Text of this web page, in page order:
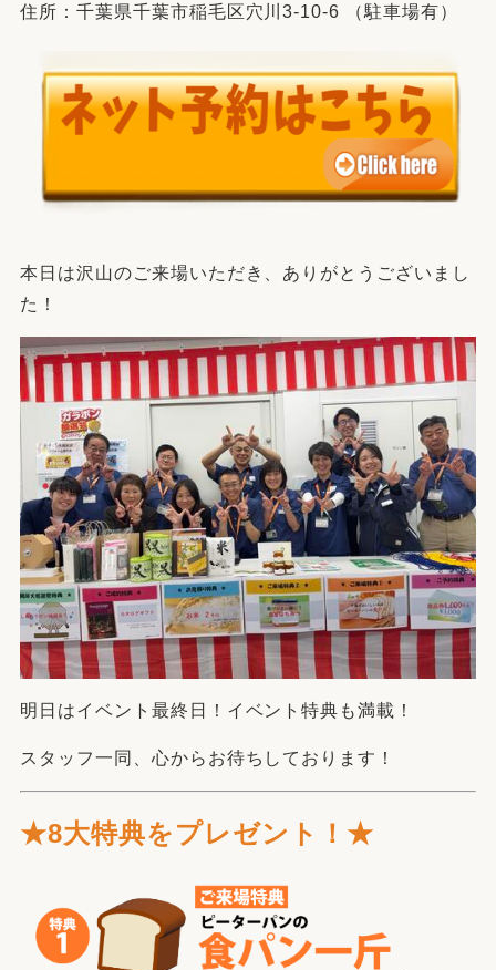
住所：千葉県千葉市稲毛区穴川3-10-6 （駐車場有）
本日は沢山のご来場いただき、ありがとうございまし
た！
明日はイベント最終日！イベント特典も満載！
スタッフ一同、心からお待ちしております！
★8大特典をプレゼント！★